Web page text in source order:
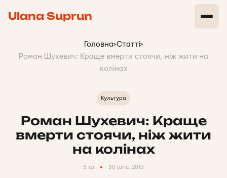
Ulana Suprun
Головна>Статті>
Роман Шухевич: Краще вмерти стоячи, ніж жити на
колінах
Культура
Роман Шухевич: Краще
вмерти стоячи, ніж жити
на колінах
3 хв 30 june, 2019